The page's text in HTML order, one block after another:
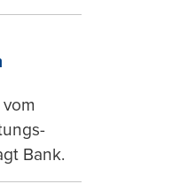
Bank.